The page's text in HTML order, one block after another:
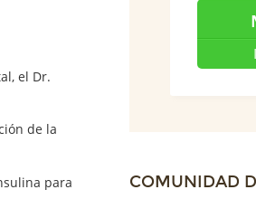
el Dr.
de la
para
COMUNIDAD